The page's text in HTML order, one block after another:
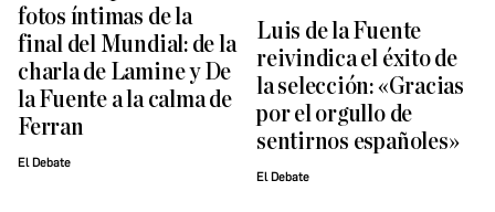
fotos íntimas de la
final del Mundial: de la
charla de Lamine y De
la Fuente a la calma de
Ferran
El Debate
Luis de la Fuente
reivindica el éxito de
la selección: «Gracias
por el orgullo de
sentirnos españoles»
El Debate